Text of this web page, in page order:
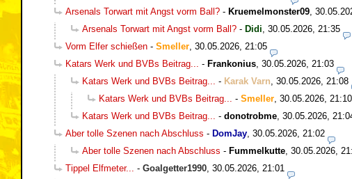
Arsenals Torwart mit Angst vorm Ball? - Kruemelmonster09
Arsenals Torwart mit Angst vorm Ball? - Didi 30.05.2026, 21:35
Vorm Elfer schießen - Smeller 30.05.2026, 21:05
Katars Werk und BVBs Beitrag...
- Frankonius 30.05.2026, 21:03
Katars Werk und BVBs Beitrag...
- Karak Varn 30.05.2026, 21:08
Katars Werk und BVBs Beitrag...
- Smeller 30.05.2026, 21:10
Katars Werk und BVBs Beitrag...
- donotrobme 30.05.2026,
Aber tolle Szenen nach Abschluss - DomJay 30.05.2026, 21:02
Aber tolle Szenen nach Abschluss - Fummelkutte 30.05.2026,
Tippel Elfmeter...
- Goalgetter1990 30.05.2026, 21:01